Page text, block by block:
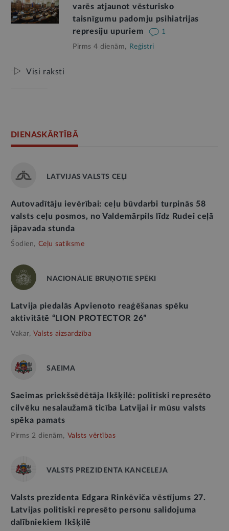
varēs atjaunot vēsturisko
taisnīgumu padomju psihiatrijas
represiju upuriem
1
Pirms 4 dienām, Reģistri
Visi raksti
DIENASKĀRTĪBĀ
LATVIJAS VALSTS CEĻI
Autovadītāju ievērībai: ceļu būvdarbi turpinās 58
valsts ceļu posmos, no Valdemārpils līdz Rudei ceļā
jāpavada stunda
Šodien, Ceļu satiksme
NACIONĀLIE BRUŅOTIE SPĒKI
Latvija piedalās Apvienoto reaģēšanas spēku
aktivitātē “LION PROTECTOR 26”
Vakar, Valsts aizsardzība
SAEIMA
Saeimas priekšsēdētāja Ikšķilē: politiski represēto
cilvēku nesalaužamā ticība Latvijai ir mūsu valsts
spēka pamats
Pirms 2 dienām, Valsts vērtības
VALSTS PREZIDENTA KANCELEJA
Valsts prezidenta Edgara Rinkēviča vēstījums 27.
Latvijas politiski represēto personu salidojuma
dalībniekiem Ikšķilē